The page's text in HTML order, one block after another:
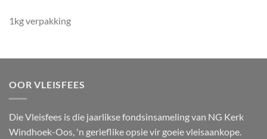
1kg verpakking
OOR VLEISFEES
Die Vleisfees is die jaarlikse fondsinsameling van NG Kerk
Windhoek-Oos, 'n gerieflike opsie vir goeie vleisaankope.